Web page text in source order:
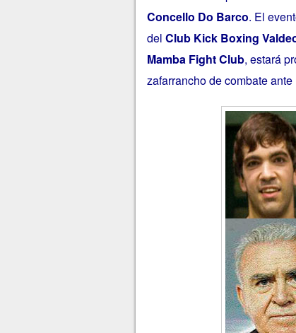
Concello Do Barco. El
del Club Kick Boxing
Mamba Fight Club, estará
zafarrancho de combate